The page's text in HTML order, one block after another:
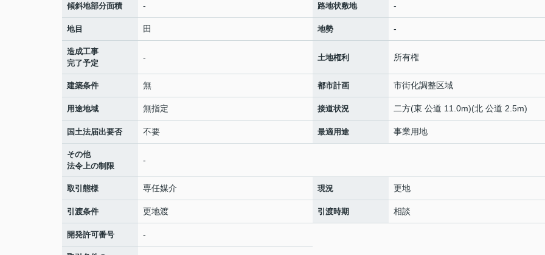
傾斜地部分面積 - 路地状敷地 -
地目 田 地勢 -
造成工事
完了予定
- 土地権利 所有権
建築条件 無 都市計画 市街化調整区域
用途地域 無指定 接道状況 二方(東 公道 11.0m)(北 公道 2.5m)
国土法届出要否 不要 最適用途 事業用地
その他
法令上の制限
-
取引態様 専任媒介 現況 更地
引渡条件 更地渡 引渡時期 相談
開発許可番号 -